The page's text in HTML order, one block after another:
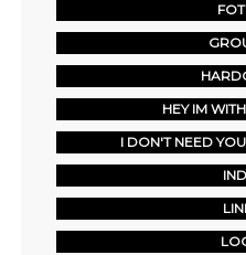
HEY IM
I DON'T NEED